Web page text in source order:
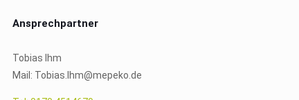
Ansprechpartner
Tobias Ihm
Mail: Tobias.Ihm@mepeko.de